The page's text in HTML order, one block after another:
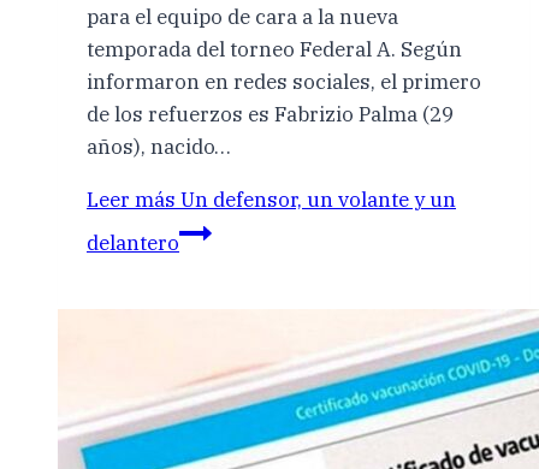
para el equipo de cara a la nueva
temporada del torneo Federal A. Según
informaron en redes sociales, el primero
de los refuerzos es Fabrizio Palma (29
años), nacido…
Leer más Un defensor, un volante y un
delantero